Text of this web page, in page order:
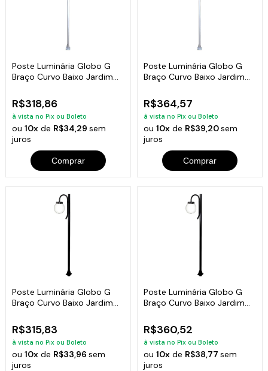
Poste Luminária Globo G
Braço Curvo Baixo Jardim
R$318,86
à vista no Pix ou Boleto
ou10x de R$34,29sem
juros
Comprar
Poste Luminária Globo G
Braço Curvo Baixo Jardim
R$364,57
à vista no Pix ou Boleto
ou 10xde R$39,20sem
juros
Comprar
Poste Luminária Globo G
Braço Curvo Baixo Jardim
R$315,83
à vista no Pix ou Boleto
ou10x de R$33,96sem
juros
Poste Luminária Globo G
Braço Curvo Baixo Jardim
R$360,52
à vista no Pix ou Boleto
ou 10xde R$38,77 sem
juros